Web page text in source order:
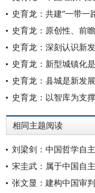
史育龙：共建“一带一
史育龙：原创性、前
史育龙：深刻认识新
史育龙：新型城镇化
史育龙：县城是新发
史育龙：以智库为支
相同主题阅读
刘梁剑：中国哲学自
张文显：建构中国审